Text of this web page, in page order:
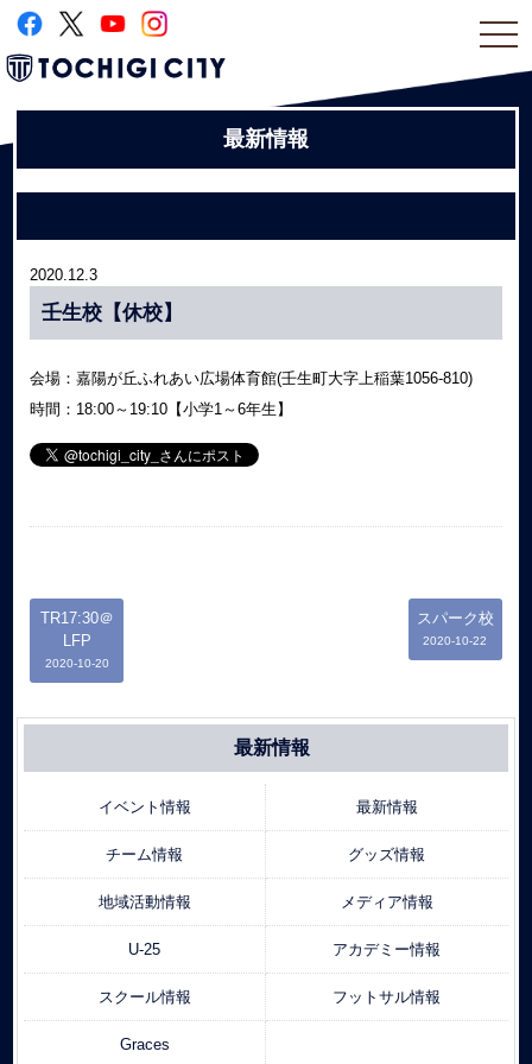
最新情報
2020.12.3
壬生校【休校】
会場：嘉陽が丘ふれあい広場体育館(壬生町大字上稲葉1056-810)
時間：18:00～19:10【小学1～6年生】
TR17:30＠
LFP
2020-10-20
スパーク校
2020-10-22
最新情報
イベント情報 最新情報
チーム情報 グッズ情報
地域活動情報 メディア情報
U-25 アカデミー情報
スクール情報 フットサル情報
Graces